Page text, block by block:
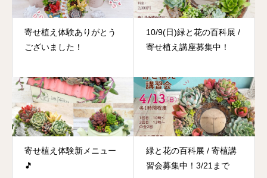
寄せ植え体験ありがとう
ございました！
10/9(日)緑と花の百科展 /
寄せ植え講座募集中！
寄せ植え体験新メニュー
🎵
緑と花の百科展 / 寄植講
習会募集中！3/21まで